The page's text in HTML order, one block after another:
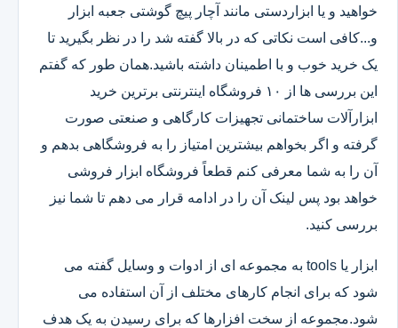
خواهید و یا ابزاردستی مانند آچار پیچ گوشتی جعبه ابزار
و...کافی است نکاتی که در بالا گفته شد را در نظر بگیرید تا
یک خرید خوب و با اطمینان داشته باشید.همان طور که گفتم
این بررسی ها از ۱۰ فروشگاه اینترنتی برترین خرید
ابزارآلات ساختمانی تجهیزات کارگاهی و صنعتی صورت
گرفته و اگر بخواهم بیشترین امتیاز را به فروشگاهی بدهم و
آن را به شما معرفی کنم قطعاً فروشگاه ابزار فروشی
خواهد بود پس لینک آن را در ادامه قرار می دهم تا شما نیز
بررسی کنید.
ابزار یا tools به مجموعه ای از ادوات و وسایل گفته می
شود که برای انجام کارهای مختلف از آن استفاده می
شود.مجموعه از سخت افزارها که برای رسیدن به یک هدف